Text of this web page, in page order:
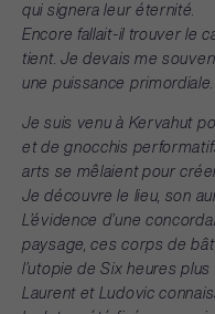
qui signera leur éternité.
Encore fallait-il trouver le
tient. Je devais me
une puissance primordiale.
Je suis venu à Kervahut
et de gnocchis
arts se mêlaient pour
Je découvre le lieu, son
L’évidence d’une
paysage, ces corps de
l’utopie de Six heures plus
Laurent et Ludovic